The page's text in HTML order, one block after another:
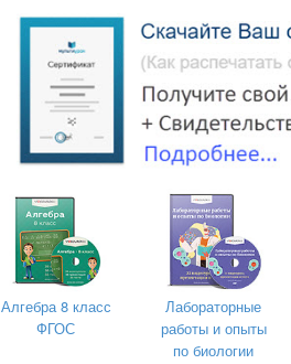
8. Произнесите согласные звуки
сссссс, зззззз
шшшшшш, жжжжжж (губы
9. Слитно и протяжно произнесите
ууууииии (губы из формы
оооуууииии
ссссссшшшшш (при
Алгебра 8 класс
ФГОС
Лабораторные
работы и опыты
по биологии